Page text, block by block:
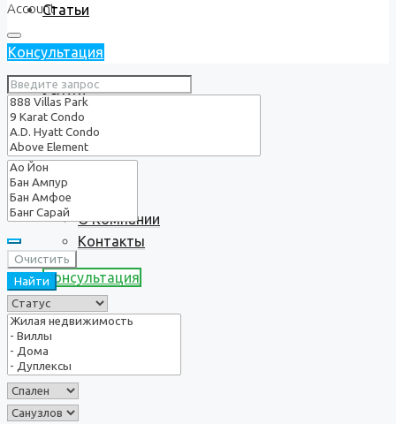
Статьи
Услуги
О нас
О Компании
Контакты
Консультация
Account
Консультация
Очистить
Найти